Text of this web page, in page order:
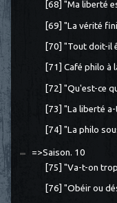
[68] "Ma liberté
[69] "La vérité
[70] "Tout doit-il
[71] Café philo à
[72] "Qu'est-ce
[73] "La liberté
[74] "La philo
=>Saison. 10
[75] "Va-t-on
[76] "Obéir ou